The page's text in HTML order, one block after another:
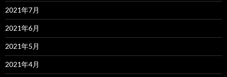
2021年7月
2021年6月
2021年5月
2021年4月